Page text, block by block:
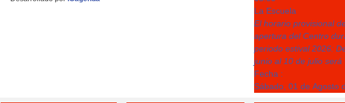
La Escuela
El horario provisional
apertura del Centro
periodo estival 2026:
junio al 10 de julio será
Fecha :
Sábado, 01 de Agosto